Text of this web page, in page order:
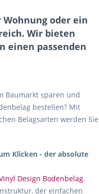
oder ein
Wir bieten
einen passenden
Baumarkt sparen und
bestellen? Mit
Belagsarten werden Sie
Klicken - der absolute
Design Bodenbelag.
der einfachen